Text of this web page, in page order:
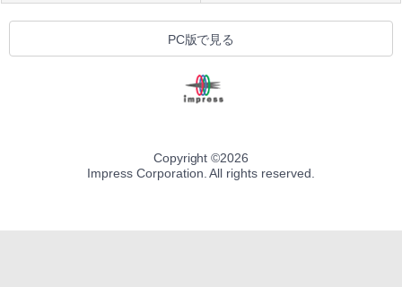
PC版で見る
Copyright ©2026
Impress Corporation. All rights reserved.